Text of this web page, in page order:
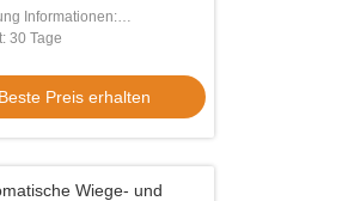
Informationen:
30 Tage
Beste Preis erhalten
Wiege- und